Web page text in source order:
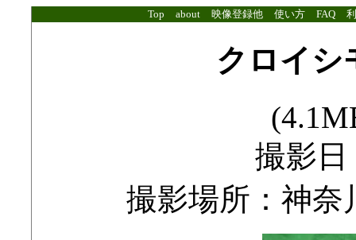
Top about 映像登録他 使い方 FAQ
クロイシ
撮影日
撮影場所：神